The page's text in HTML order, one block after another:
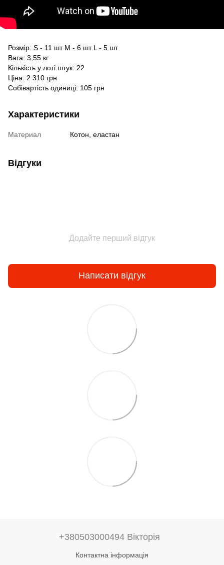
Розмір: S - 11 шт M - 6 шт L - 5 шт
Вага: 3,55 кг
Кількість у лоті штук: 22
Ціна: 2 310 грн
Собівартість одиниці: 105 грн
Характеристики
Материал Котон, еластан
Відгуки
Додайте перший відгук
Написати відгук
+380503000494 Вікторія
Контактна інформація